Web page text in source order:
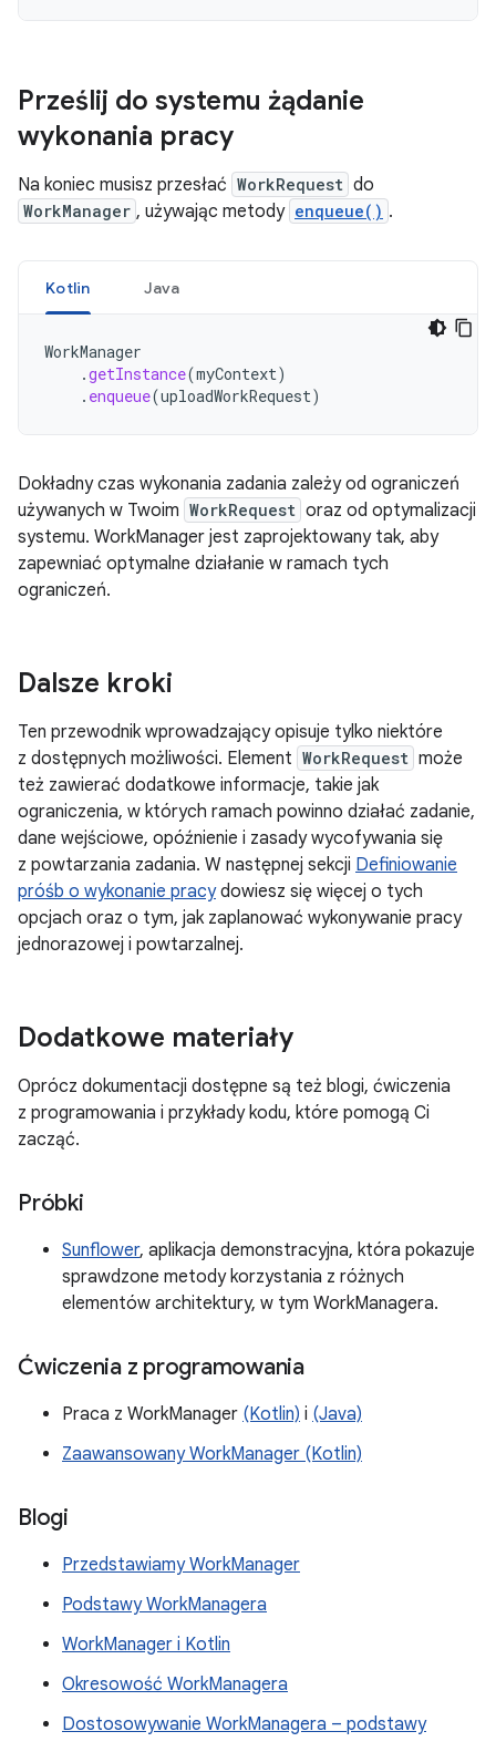
Prześlij do systemu żądanie
wykonania pracy
Na koniec musisz przesłać WorkRequest do
WorkManager , używając metody enqueue() .
Kotlin Java
WorkManager
.getInstance(myContext)
. enqueue(uploadWorkRequest)
Dokładny czas wykonania zadania zależy od ograniczeń
używanych w Twoim WorkRequest oraz od optymalizacji
systemu. WorkManager jest zaprojektowany tak, aby
zapewniać optymalne działanie w ramach tych
ograniczeń.
Dalsze kroki
Ten przewodnik wprowadzający opisuje tylko niektóre
z dostępnych możliwości. Element WorkRequest może
też zawierać dodatkowe informacje, takie jak
ograniczenia, w których ramach powinno działać zadanie,
dane wejściowe, opóźnienie i zasady wycofywania się
z powtarzania zadania. W następnej sekcji Definiowanie
próśb o wykonanie pracydowiesz się więcej o tych
opcjach oraz o tym, jak zaplanować wykonywanie pracy
jednorazowej i powtarzalnej.
Dodatkowe materiały
Oprócz dokumentacji dostępne są też blogi, ćwiczenia
z programowania i przykłady kodu, które pomogą Ci
zacząć.
Próbki
Sunflower, aplikacja demonstracyjna, która pokazuje
sprawdzone metody korzystania z różnych
elementów architektury, w tym WorkManagera.
Ćwiczenia z programowania
Praca z WorkManager (Kotlin) i (Java)
Zaawansowany WorkManager (Kotlin)
Blogi
Przedstawiamy WorkManager
Podstawy WorkManagera
WorkManager i Kotlin
Okresowość WorkManagera
Dostosowywanie WorkManagera – podstawy